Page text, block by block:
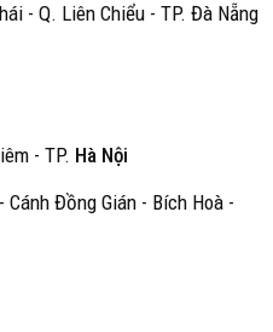
- Q. Liên Chiểu - TP. Đà Nẵng
- TP. Hà Nội
Đồng Gián - Bích Hoà -